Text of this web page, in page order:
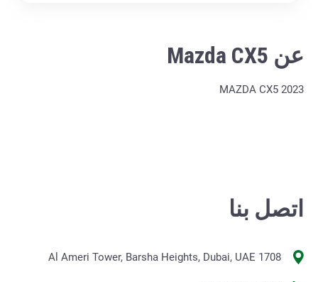
عن Mazda CX5
MAZDA CX5 2023
اتصل بنا
1708 Al Ameri Tower, Barsha Heights, Dubai, UAE